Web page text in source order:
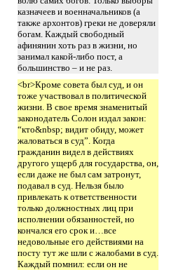
казначеев и военначальников (а
также архонтов) греки не доверяли
богам. Каждый свободный
афинянин хоть раз в жизни, но
занимал какой-либо пост, а
большинство – и не раз.
<br>Кроме совета был суд, и он
тоже участвовал в политической
жизни. В свое время знаменитый
законодатель Солон издал закон:
“кто&nbsp; видит обиду, может
жаловаться в суд”. Когда
гражданин видел в действиях
другого ущерб для государства, он,
если даже не был сам затронут,
подавал в суд. Нельзя было
привлекать к ответственности
только должностных лиц при
исполнении обязанностей, но
кончался его срок и…все
недовольные его действиями на
посту тут же шли с жалобами в суд.
Каждый помнил: если он не